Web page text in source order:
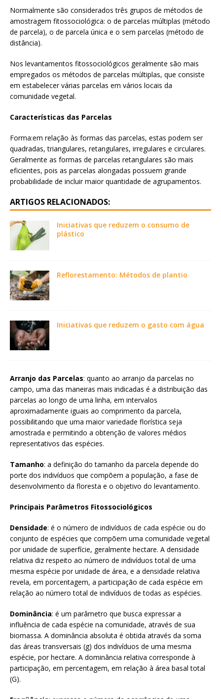
Normalmente são considerados três grupos de métodos de
amostragem fitossociológica: o de parcelas múltiplas (método
de parcela), o de parcela única e o sem parcelas (método de
distância).
Nos levantamentos fitossociológicos geralmente são mais
empregados os métodos de parcelas múltiplas, que consiste
em estabelecer várias parcelas em vários locais da
comunidade vegetal.
Características das Parcelas
Forma:em relação às formas das parcelas, estas podem ser
quadradas, triangulares, retangulares, irregulares e circulares.
Geralmente as formas de parcelas retangulares são mais
eficientes, pois as parcelas alongadas possuem grande
probabilidade de incluir maior quantidade de agrupamentos.
ARTIGOS RELACIONADOS:
Iniciativas que reduzem o consumo de
plástico
Reflorestamento: Métodos de plantio
Iniciativas que reduzem o gasto com água
Arranjo das Parcelas: quanto ao arranjo da parcelas no
campo, uma das maneiras mais indicadas é a distribuição das
parcelas ao longo de uma linha, em intervalos
aproximadamente iguais ao comprimento da parcela,
possibilitando que uma maior variedade florística seja
amostrada e permitindo a obtenção de valores médios
representativos das espécies.
Tamanho: a definição do tamanho da parcela depende do
porte dos indivíduos que compõem a população, a fase de
desenvolvimento da floresta e o objetivo do levantamento.
Principais Parâmetros Fitossociológicos
Densidade: é o número de indivíduos de cada espécie ou do
conjunto de espécies que compõem uma comunidade vegetal
por unidade de superfície, geralmente hectare. A densidade
relativa diz respeito ao número de indivíduos total de uma
mesma espécie por unidade de área, e a densidade relativa
revela, em porcentagem, a participação de cada espécie em
relação ao número total de indivíduos de todas as espécies.
Dominância: é um parâmetro que busca expressar a
influência de cada espécie na comunidade, através de sua
biomassa. A dominância absoluta é obtida através da soma
das áreas transversais (g) dos indivíduos de uma mesma
espécie, por hectare. A dominância relativa corresponde à
participação, em percentagem, em relação à área basal total
(G).